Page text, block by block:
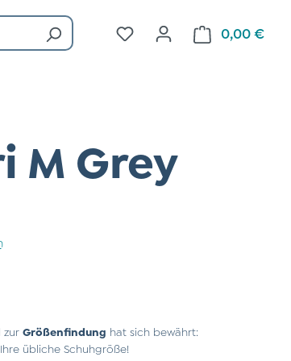
Du hast 0 Produkte auf
0,00 €
M Grey
zur Größenfindung hat sich bewährt:
übliche Schuhgröße!